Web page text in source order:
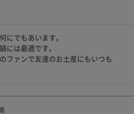
にでもあいます。
には最適です。
ファンで友達のお土産にもいつも